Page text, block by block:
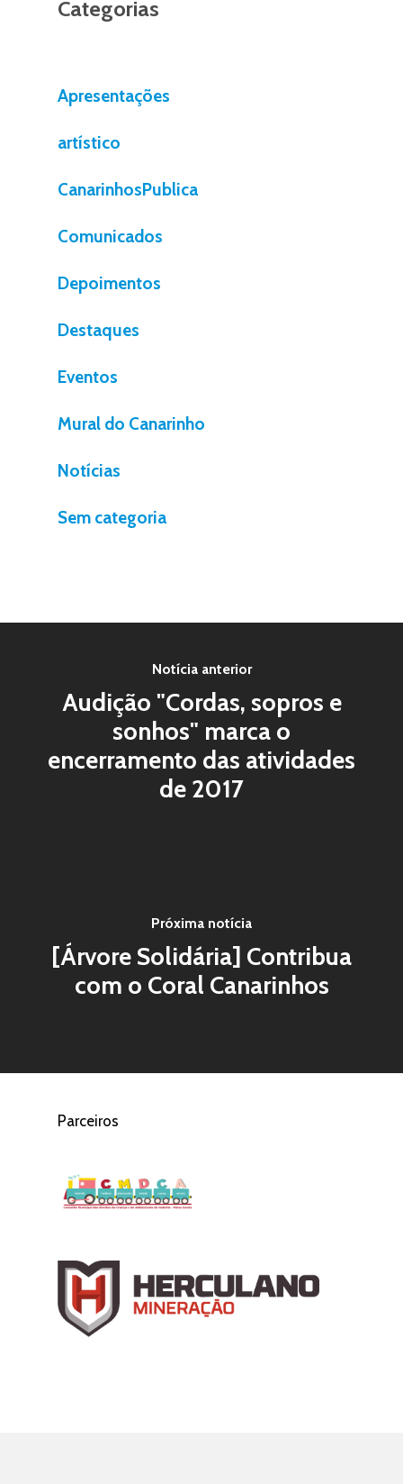
Categorias
Apresentações
artístico
CanarinhosPublica
Comunicados
Depoimentos
Destaques
Eventos
Mural do Canarinho
Notícias
Sem categoria
Notícia anterior
Audição "Cordas, sopros e
sonhos" marca o
encerramento das atividades
de 2017
Próxima notícia
[Árvore Solidária] Contribua
com o Coral Canarinhos
Parceiros